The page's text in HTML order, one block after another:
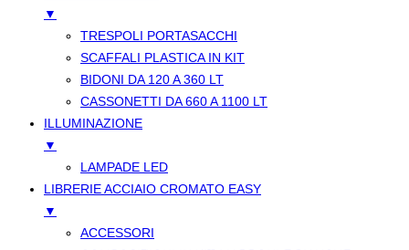
▼
TRESPOLI PORTASACCHI
SCAFFALI PLASTICA IN KIT
BIDONI DA 120 A 360 LT
CASSONETTI DA 660 A 1100 LT
ILLUMINAZIONE
▼
LAMPADE LED
LIBRERIE ACCIAIO CROMATO EASY
▼
ACCESSORI